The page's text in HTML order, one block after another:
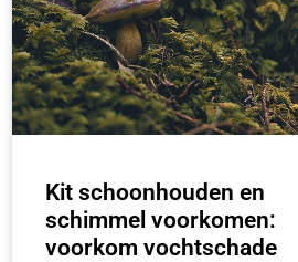
Kit schoonhouden en
schimmel voorkomen:
voorkom vochtschade